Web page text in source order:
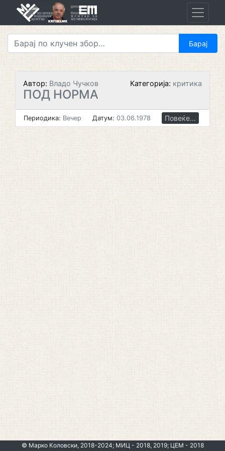
Автор: Владо Чучков Категорија: критика
ПОД НОРМА
Периодика: Вечер Датум: 03.06.1978 Повеќе...
© Марко Коловски, 2018-2024; МИЦ - 2018, 2019; ЦЕМ - 2018